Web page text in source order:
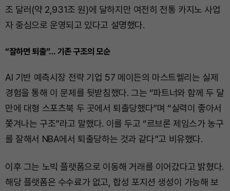
조 달러(약 2,931조 원)에 달하지만 여전히 전통 카지노 사업
자 중심으로 운영되고 있다고 설명했다.
“잘하면 퇴출”… 기존 구조의 모순
AI 기반 예측시장 전략 기업 57 메이든의 마스트렐리는 실제
경험을 통해 이 문제를 뒷받침했다. 그는 “파트너와 함께 두 달
만에 대형 스포츠북 두 곳에서 퇴출당했다”며 “실력이 좋아서
쫓겨나는 구조”라고 말했다. 이를 두고 “르브론 제임스가 농구
를 잘해서 NBA에서 퇴출당하는 것과 같다”고 비유했다.
이후 그는 노빅 플랫폼으로 이동해 거래를 이어갔다고 밝혔다.
해당 플랫폼은 수수료가 없고, 합성 포지션 생성이 가능해 보